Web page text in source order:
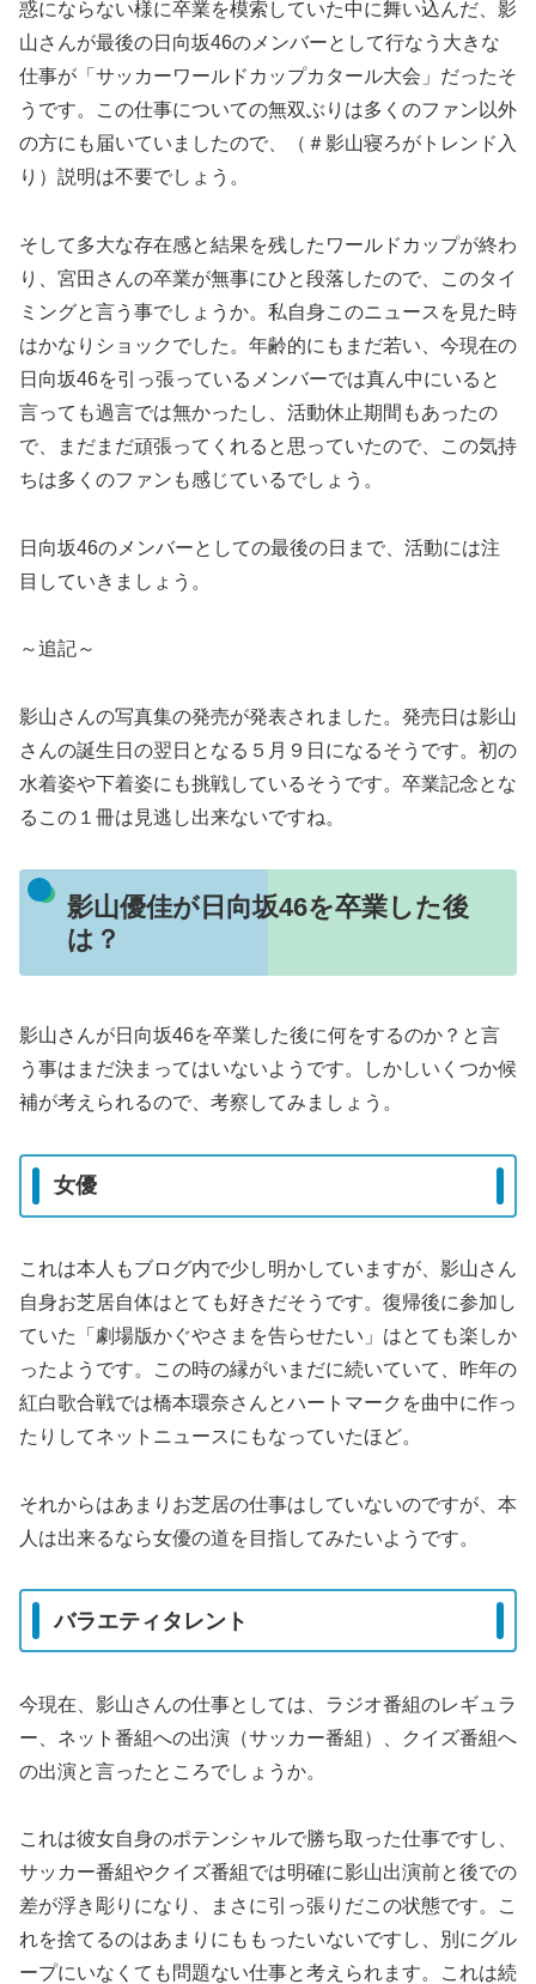
惑にならない様に卒業を模索していた中に舞い込んだ、影
山さんが最後の日向坂46のメンバーとして行なう大きな
仕事が「サッカーワールドカップカタール大会」だったそ
うです。この仕事についての無双ぶりは多くのファン以外
の方にも届いていましたので、（＃影山寝ろがトレンド入
り）説明は不要でしょう。
そして多大な存在感と結果を残したワールドカップが終わ
り、宮田さんの卒業が無事にひと段落したので、このタイ
ミングと言う事でしょうか。私自身このニュースを見た時
はかなりショックでした。年齢的にもまだ若い、今現在の
日向坂46を引っ張っているメンバーでは真ん中にいると
言っても過言では無かったし、活動休止期間もあったの
で、まだまだ頑張ってくれると思っていたので、この気持
ちは多くのファンも感じているでしょう。
日向坂46のメンバーとしての最後の日まで、活動には注
目していきましょう。
～追記～
影山さんの写真集の発売が発表されました。発売日は影山
さんの誕生日の翌日となる５月９日になるそうです。初の
水着姿や下着姿にも挑戦しているそうです。卒業記念とな
るこの１冊は見逃し出来ないですね。
影山優佳が日向坂46を卒業した後
は？
影山さんが日向坂46を卒業した後に何をするのか？と言
う事はまだ決まってはいないようです。しかしいくつか候
補が考えられるので、考察してみましょう。
女優
これは本人もブログ内で少し明かしていますが、影山さん
自身お芝居自体はとても好きだそうです。復帰後に参加し
ていた「劇場版かぐやさまを告らせたい」はとても楽しか
ったようです。この時の縁がいまだに続いていて、昨年の
紅白歌合戦では橋本環奈さんとハートマークを曲中に作っ
たりしてネットニュースにもなっていたほど。
それからはあまりお芝居の仕事はしていないのですが、本
人は出来るなら女優の道を目指してみたいようです。
バラエティタレント
今現在、影山さんの仕事としては、ラジオ番組のレギュラ
ー、ネット番組への出演（サッカー番組）、クイズ番組へ
の出演と言ったところでしょうか。
これは彼女自身のポテンシャルで勝ち取った仕事ですし、
サッカー番組やクイズ番組では明確に影山出演前と後での
差が浮き彫りになり、まさに引っ張りだこの状態です。こ
れを捨てるのはあまりにももったいないですし、別にグル
ープにいなくても問題ない仕事と考えられます。これは続